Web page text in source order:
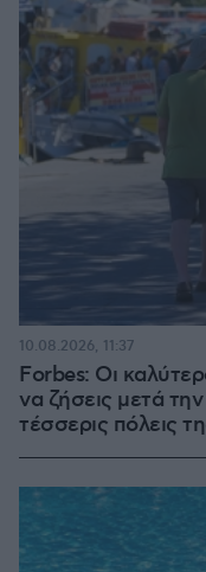
Forbes: Οι
να ζήσεις μετά
τέσσερις πόλεις
10.08.2026, 11:37